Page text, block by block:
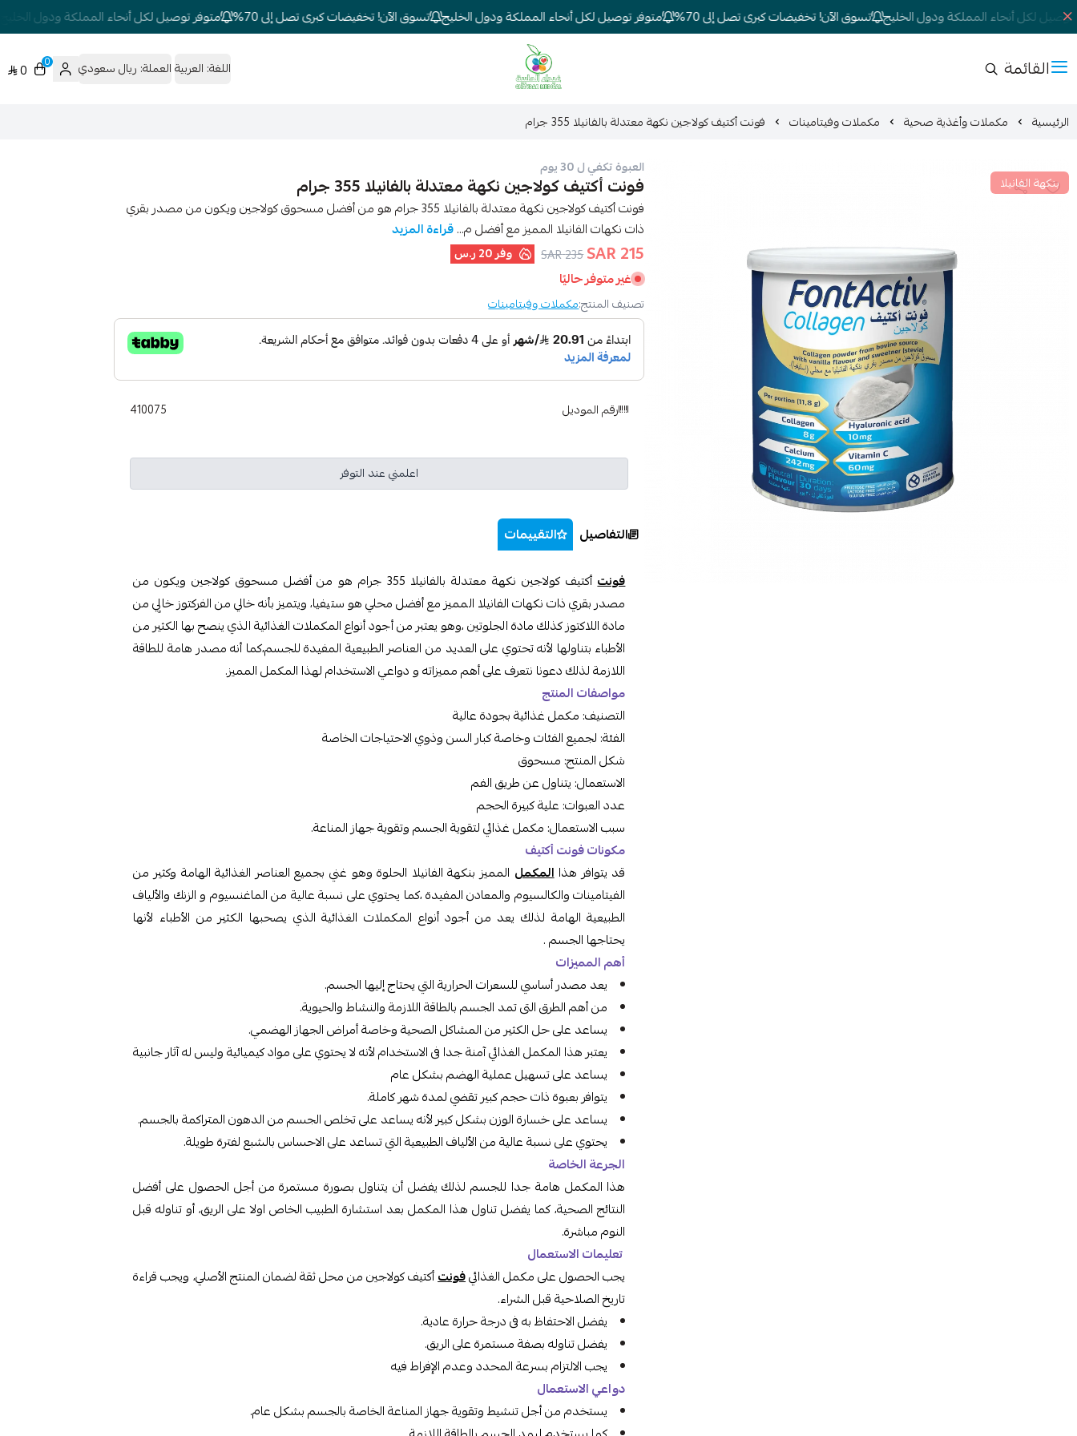
لكل أنحاء المملكة ودول الخليج تسوق الآن! تخفيضات كبرى تصل إلى 70% متوفر توصيل لكل أنحاء المملكة ودول الخليج تسوق الآن! تخفيضات كبرى تصل إلى 70% متوفر توصيل لكل أنحاء المملكة ودول الخليج
القائمة شركة غيداء المتطورة الطبية اللغة: العربيةالعملة: ريال سعودي 0
0
الرئيسية مكملات وأغذية صحية مكملات وفيتامينات فونت أكتيف كولاجين نكهة معتدلة بالفانيلا 355 جرام
بنكهة الفانيلا
العبوة تكفي ل 30 يوم
فونت أكتيف كولاجين نكهة معتدلة بالفانيلا 355 جرام
فونت أكتيف كولاجين نكهة معتدلة بالفانيلا 355 جرام هو من أفضل مسحوق كولاجين ويكون من مصدر بقري
ذات نكهات الفانيلا المميز مع أفضل م...قراءة المزيد
215 SAR
235 SAR وفر20 ر.س
غير متوفر حاليًا
تصنيف المنتج:مكملات وفيتامينات
رقم الموديل 410075
اعلمني عند التوفر
التفاصيل التقييمات
فونت
أكتيف كولاجين نكهة معتدلة بالفانيلا 355 جرام هو من أفضل مسحوق كولاجين ويكون من
مصدر بقري ذات نكهات الفانيلا المميز مع أفضل محلي هو ستيفيا، ويتميز بأنه خالي من الفركتوز خالٍي من
مادة اللاكتوز كذلك مادة الجلوتين ،وهو يعتبر من أجود أنواع المكملات الغذائية الذي ينصح بها الكثير من
الأطباء بتناولها لأنه تحتوي على العديد من العناصر الطبيعية المفيدة للجسم،كما أنه مصدر هامة للطاقة
اللازمة لذلك دعونا نتعرف على أهم مميزاته و دواعي الاستخدام لهذا المكمل المميز.
مواصفات المنتج
التصنيف: مكمل غذائية بجودة عالية
الفئة: لجميع الفئات وخاصة كبار السن وذوي الاحتياجات الخاصة
شكل المنتج: مسحوق
الاستعمال: يتناول عن طريق الفم
عدد العبوات: علية كبيرة الحجم
سبب الاستعمال: مكمل غذائي لتقوية الجسم وتقوية جهاز المناعة.
مكونات فونت أكتيف
قد يتوافر هذاالمكمل المميز بنكهة الفانيلا الحلوة وهو غني بجميع العناصر الغذائية الهامة وكثير من
الفيتامينات والكالسيوم والمعادن المفيدة ،كما يحتوي على نسبة عالية من الماغنسيوم و الزنك والألياف
الطبيعية الهامة لذلك يعد من أجود أنواع المكملات الغذائية الذي يصحبها الكثير من الأطباء لأنها
يحتاجها الجسم .
أهم المميزات
يعد مصدر أساسي للسعرات الحرارية التي يحتاج إليها الجسم.
من أهم الطرق التى تمد الجسم بالطاقة اللازمة والنشاط والحيوية.
يساعد على حل الكثير من المشاكل الصحية وخاصة أمراض الجهاز الهضمي.
يعتبر هذا المكمل الغذائي آمنة جدا فى الاستخدام لأنه لا يحتوي على مواد كيميائية وليس له آثار جانبية
يساعد على تسهيل عملية الهضم بشكل عام
يتوافر بعبوة ذات حجم كبير تقضي لمدة شهر كاملة.
يساعد على خسارة الوزن بشكل كبير لأنه يساعد على تخلص الجسم من الدهون المتراكمة بالجسم.
يحتوي على نسبة عالية من الألياف الطبيعية التي تساعد على الاحساس بالشبع لفترة طويلة.
الجرعة الخاصة
هذا المكمل هامة جدا للجسم لذلك يفضل أن يتناول بصورة مستمرة من أجل الحصول على أفضل
النتائج الصحية، كما يفضل تناول هذا المكمل بعد استشارة الطبيب الخاص اولا على الريق، أو تناوله قبل
النوم مباشرة.
تعليمات الاستعمال
يجب الحصول على مكمل الغذائيفونتأكتيف كولاجين من محل ثقة لضمان المنتج الأصلي، ويجب قراءة
تاريخ الصلاحية قبل الشراء.
يفضل الاحتفاظ به فى درجة حرارة عادية.
يفضل تناوله بصفة مستمرة على الريق.
يجب الالتزام بسرعة المحدد وعدم الإفراط فيه
دواعي الاستعمال
يستخدم من أجل تنشيط وتقوية جهاز المناعة الخاصة بالجسم بشكل عام.